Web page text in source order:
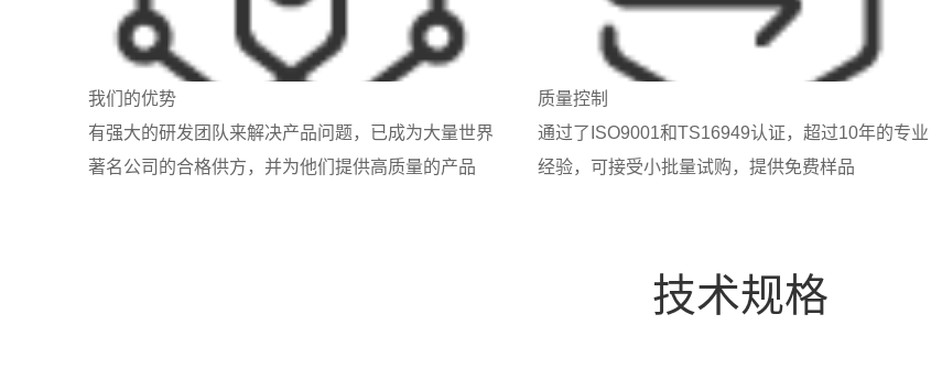
我们的优势
有强大的研发团队来解决产品问题，已成为大量世界
著名公司的合格供方，并为他们提供高质量的产品
质量控制
通过了ISO9001和TS16949认证，超过10年的专业
经验，可接受小批量试购，提供免费样品
技术规格